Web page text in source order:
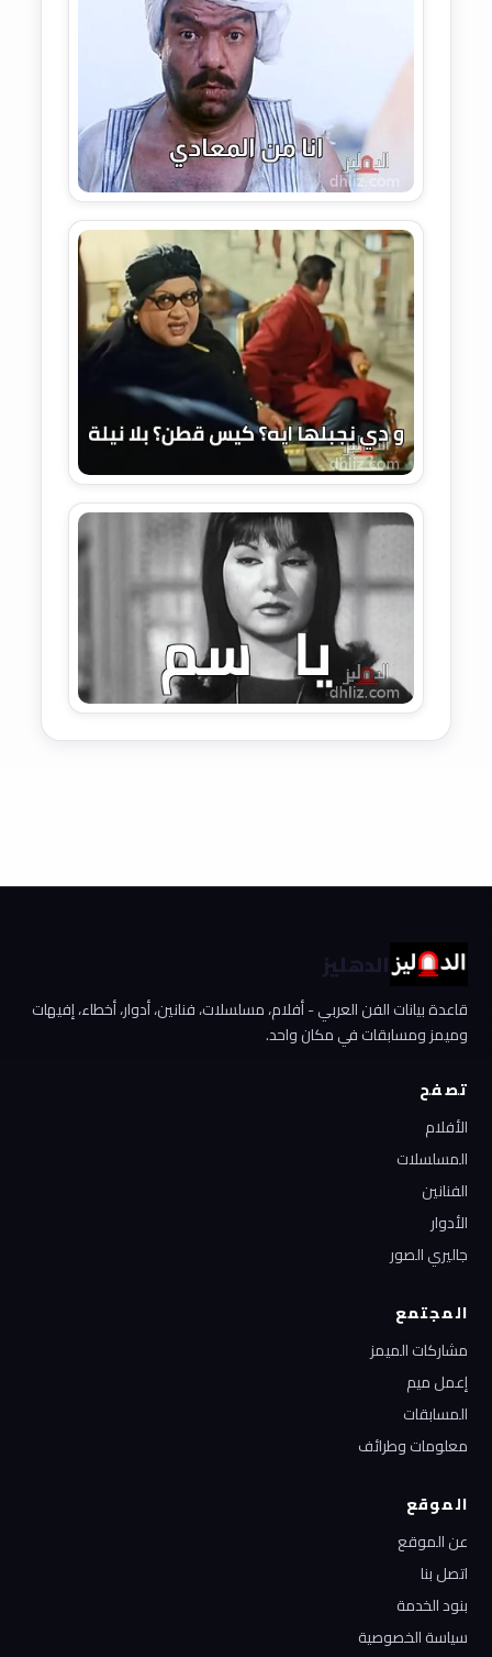
الدهليز
قاعدة بيانات الفن العربي - أفلام، مسلسلات، فنانين، أدوار، أخطاء، إفيهات
وميمز ومسابقات في مكان واحد.
تصفح
الأفلام
المسلسلات
الفنانين
الأدوار
جاليري الصور
المجتمع
مشاركات الميمز
إعمل ميم
المسابقات
معلومات وطرائف
الموقع
عن الموقع
اتصل بنا
بنود الخدمة
سياسة الخصوصية